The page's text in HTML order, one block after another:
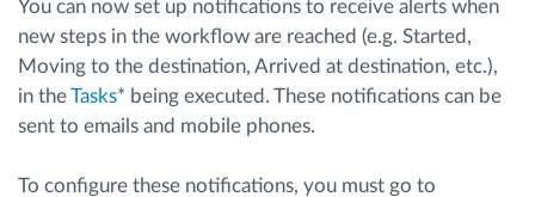
Menaxhimi i karburantit
Planifikimi dhe monitorimi rrugor
You can now set up notifications to receive alerts when
new steps in the workflow are reached (e.g. Started,
Moving to the destination, Arrived at destination, etc.),
in theTasks* being executed. These notifications can be
sent to emails and mobile phones.
To configure these notifications, you must go to